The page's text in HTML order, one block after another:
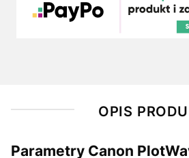
OPIS
Parametry Canon